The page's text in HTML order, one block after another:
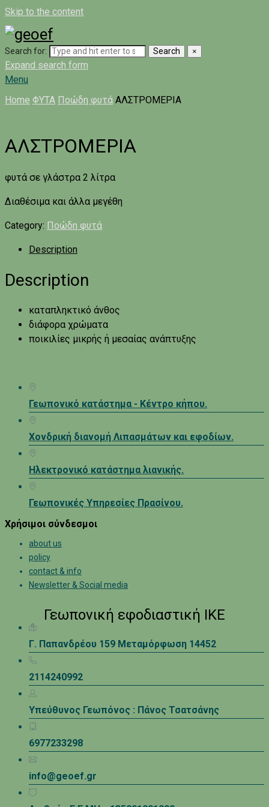
Skip to the content
Search for: Search ×
Expand search form
Menu
Home ΦΥΤΑ Ποώδη φυτά ΑΛΣΤΡΟΜΕΡΙΑ
ΑΛΣΤΡΟΜΕΡΙΑ
φυτά σε γλάστρα 2 λίτρα
Διαθέσιμα και άλλα μεγέθη
Category: Ποώδη φυτά
Description
Description
καταπληκτικό άνθος
διάφορα χρώματα
ποικιλίες μικρής ή μεσαίας ανάπτυξης
Γεωπονικό κατάστημα - Κέντρο κήπου.
Χονδρική διανομή Λιπασμάτων και εφοδίων.
Ηλεκτρονικό κατάστημα λιανικής.
Γεωπονικές Υπηρεσίες Πρασίνου.
Χρήσιμοι σύνδεσμοι
about us
policy
contact & info
Newsletter & Social media
Γεωπονική εφοδιαστική ΙΚΕ
Γ. Παπανδρέου 159 Μεταμόρφωση 14452
2114240992
Υπεύθυνος Γεωπόνος : Πάνος Τσατσάνης
6977233298
info@geoef.gr